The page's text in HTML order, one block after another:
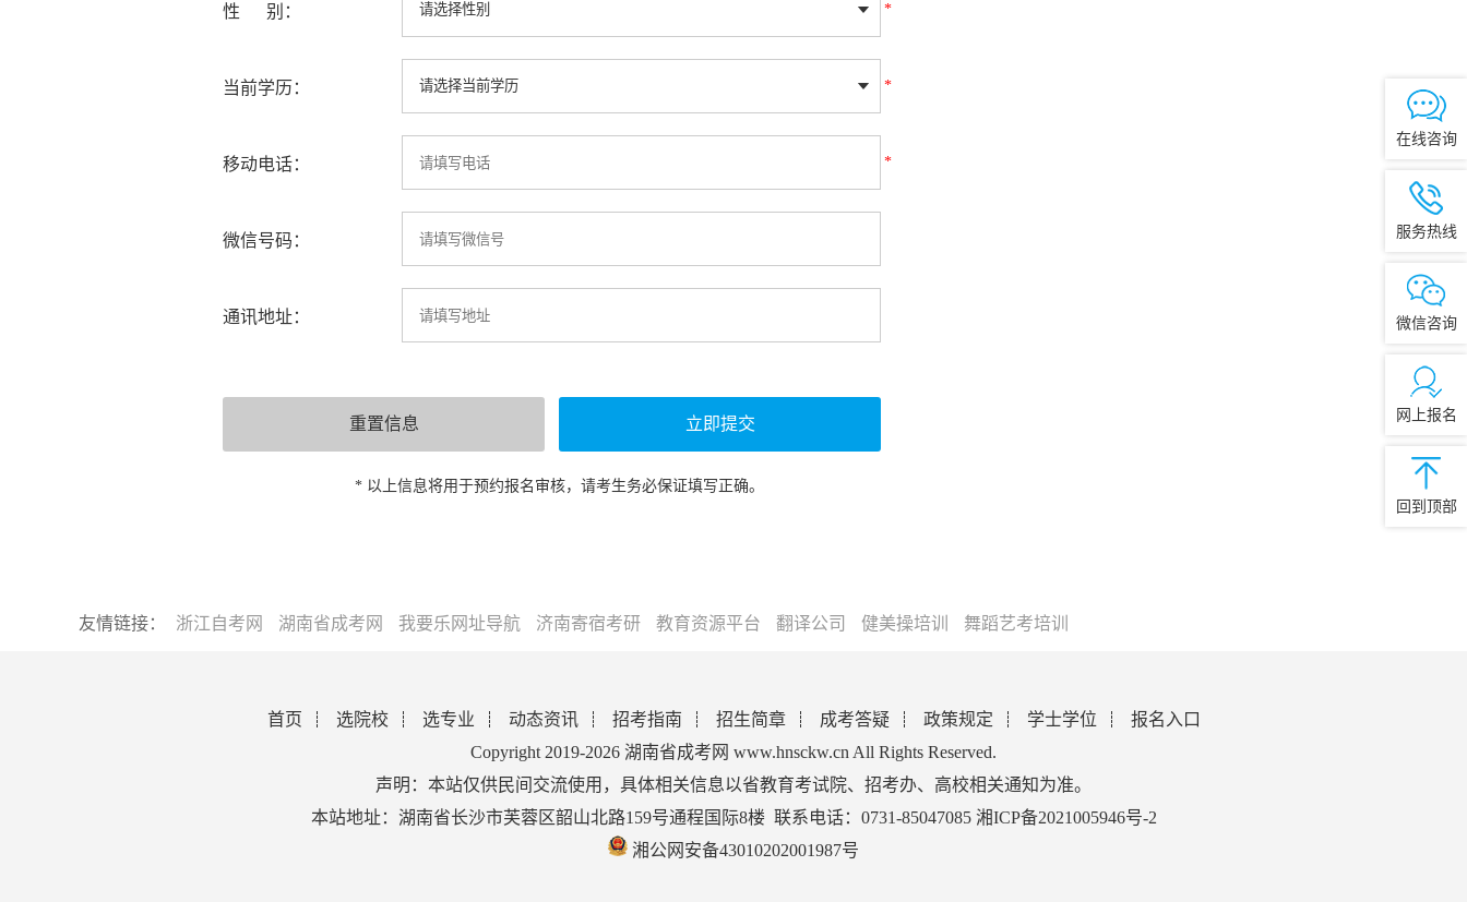
性 别： *
当前学历： *
移动电话： *
微信号码：
通讯地址：
* 以上信息将用于预约报名审核，请考生务必保证填写正确。
友情链接： 浙江自考网 湖南省成考网 我要乐网址导航 济南寄宿考研 教育资源平台 翻译公司 健美操培训 舞蹈艺考培训
首页 选院校 选专业 动态资讯 招考指南 招生简章 成考答疑 政策规定 学士学位
报名入口
Copyright 2019-2026 湖南省成考网 www.hnsckw.cn All Rights Reserved.
声明：本站仅供民间交流使用，具体相关信息以省教育考试院、招考办、高校相关通知为准。
本站地址：湖南省长沙市芙蓉区韶山北路159号通程国际8楼 联系电话：0731-85047085 湘ICP备2021005946号-2
湘公网安备43010202001987号
在线咨询
服务热线
微信咨询
网上报名
回到顶部